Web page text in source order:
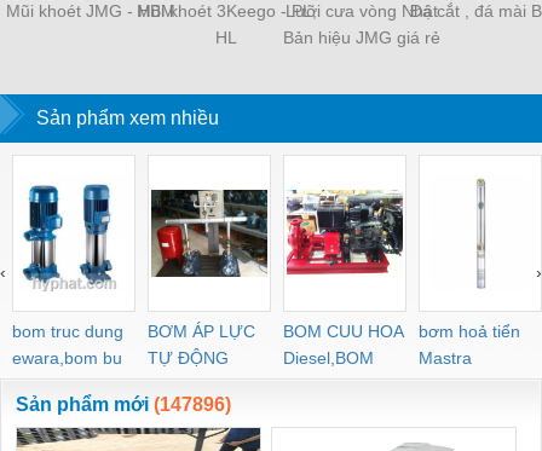
Mũi khoét JMG - HBMMũi khoét 3Keego - PL,
HL
Lưỡi cưa vòng Nhật
Bản hiệu JMG giá rẻ
Đá cắt , đá mài
Sản phẩm xem nhiều
bom truc dung
ewara,bom bu
ewara
BƠM ÁP LỰC
TỰ ĐỘNG
BOM CUU HOA
Diesel,BOM
CHUA CHAY
bơm hoả tiển
Mastra
‹ ›
Sản phẩm mới (147896)